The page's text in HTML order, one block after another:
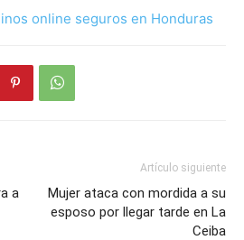
online seguros en Honduras
a
Artículo siguiente
Mujer ataca con mordida a su
esposo por llegar tarde en La
Ceiba